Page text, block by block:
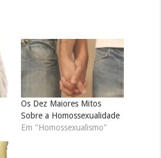
Os Dez Maiores Mitos
Sobre a Homossexualidade
Em "Homossexualismo"